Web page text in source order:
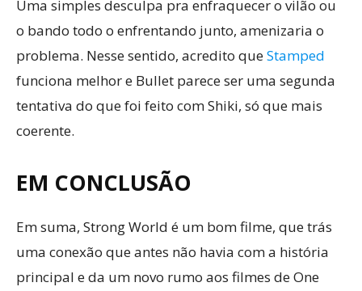
Uma simples desculpa pra enfraquecer o vilão ou
o bando todo o enfrentando junto, amenizaria o
problema. Nesse sentido, acredito queStamped
funciona melhor e Bullet parece ser uma segunda
tentativa do que foi feito com Shiki, só que mais
coerente.
EM CONCLUSÃO
Em suma, Strong World é um bom filme, que trás
uma conexão que antes não havia com a história
principal e da um novo rumo aos filmes de One